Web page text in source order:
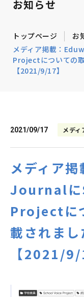
お知らせ
トップページ
お
メディア掲載：
Projectについての取
【2021/9/17】
2021/09/17 メディ
メディア
Journal
Projectに
載されまし
【2021/9/